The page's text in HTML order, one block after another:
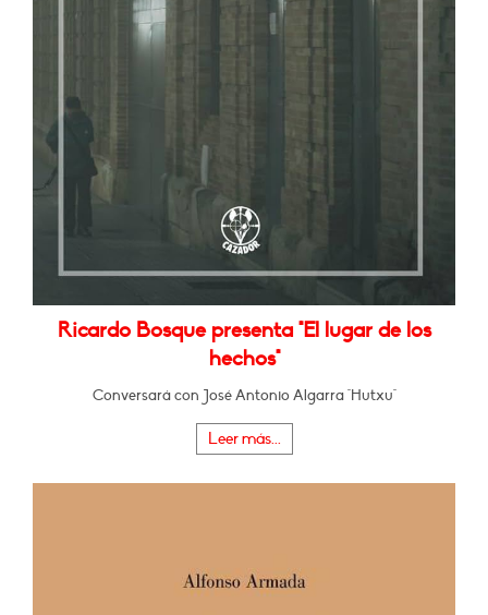
Ricardo Bosque presenta "El lugar de los
hechos"
Conversará con José Antonio Algarra "Hutxu"
Leer más...